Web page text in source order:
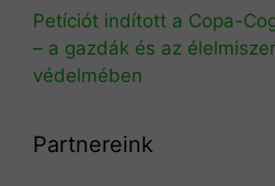
Petíciót indított a Copa-
– a gazdák és az
védelmében
Partnereink